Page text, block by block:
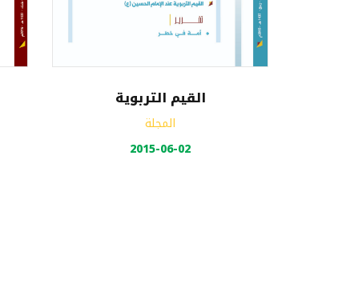
القيم التربوية
المجلة
2015-06-02